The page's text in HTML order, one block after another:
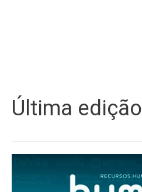
Última edição